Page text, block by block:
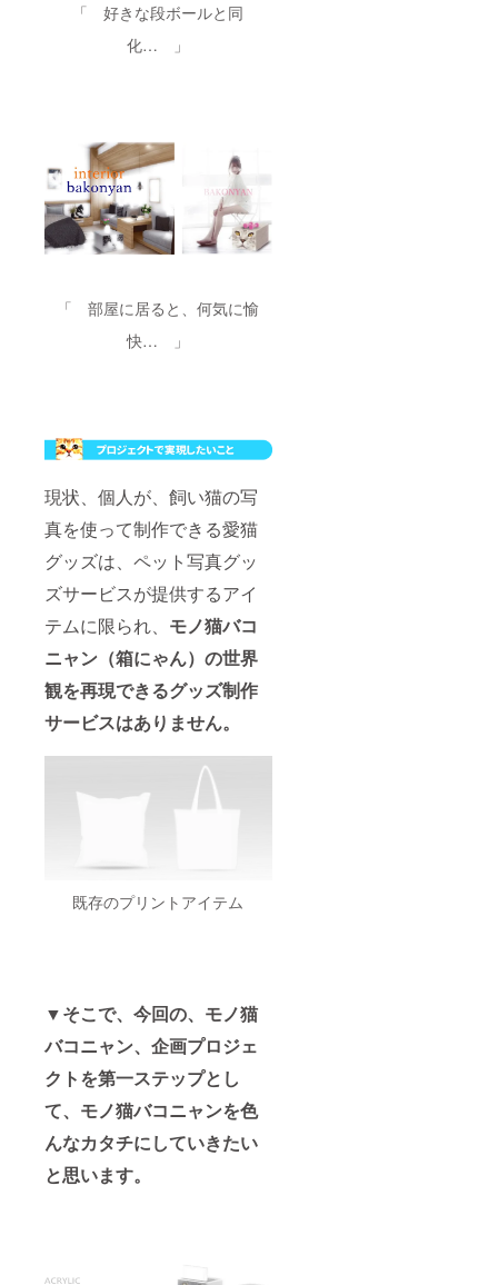
「 好きな段ボールと同
化… 」
「 部屋に居ると、何気に愉
快… 」
現状、個人が、飼い猫の写
真を使って制作できる愛猫
グッズは、ペット写真グッ
ズサービスが提供するアイ
テムに限られ、 モノ猫バコ
ニャン（箱にゃん）の世界
観を再現できるグッズ制作
サービスはありません。
既存のプリントアイテム
▼そこで、今回の、モノ猫
バコニャン、企画プロジェ
クトを第一ステップとし
て、モノ猫バコニャンを色
んなカタチにしていきたい
と思います。